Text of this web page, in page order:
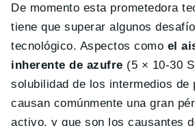
De momento esta prometedora
tiene que superar algunos
tecnológico. Aspectos como el
inherente de azufre (5 × 10-30
solubilidad de los intermedios de
causan comúnmente una gran
activo, y que son los causantes